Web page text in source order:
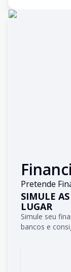
Pretende
SIMULE
LUGAR
Simule seu
bancos e